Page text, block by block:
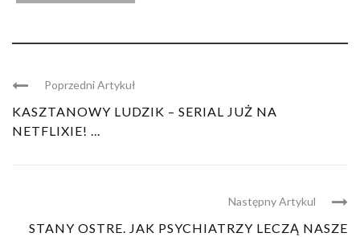
Poprzedni Artykuł
KASZTANOWY LUDZIK – SERIAL JUŻ NA
NETFLIXIE! ...
Następny Artykul
STANY OSTRE. JAK PSYCHIATRZY LECZĄ NASZE